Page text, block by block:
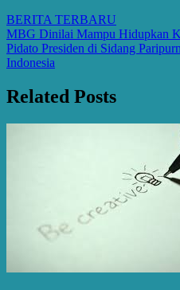
BERITA TERBARU
Post
navigation
MBG Dinilai Mampu Hidupkan
Pidato Presiden di Sidang
Indonesia
Related Posts